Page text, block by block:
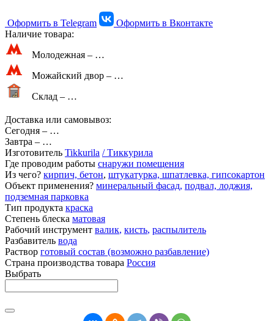
Оформить в Telegram
Оформить в Вконтакте
Наличие товара:
Молодежная – …
Можайский двор – …
Склад – …
Доставка или самовывоз:
Сегодня – …
Завтра – …
Изготовитель Tikkurila / Тиккурила
Где проводим работы снаружи помещения
Из чего? кирпич, бетон, штукатурка, шпатлевка, гипсокартон
Объект применения? минеральный фасад, подвал, лоджия,
подземная парковка
Тип продукта краска
Степень блеска матовая
Рабочий инструмент валик, кисть, распылитель
Разбавитель вода
Раствор готовый состав (возможно разбавление)
Страна производства товара Россия
Выбрать